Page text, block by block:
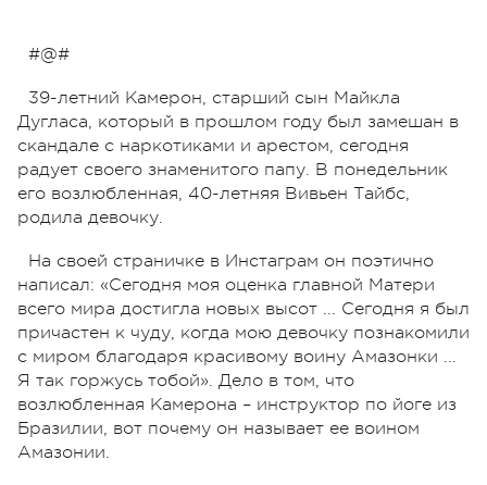
#@#
39-летний Камерон, старший сын Майкла
Дугласа, который в прошлом году был замешан в
скандале с наркотиками и арестом, сегодня
радует своего знаменитого папу. В понедельник
его возлюбленная, 40-летняя Вивьен Тайбс,
родила девочку.
На своей страничке в Инстаграм он поэтично
написал: «Сегодня моя оценка главной Матери
всего мира достигла новых высот ... Сегодня я был
причастен к чуду, когда мою девочку познакомили
с миром благодаря красивому воину Амазонки ...
Я так горжусь тобой». Дело в том, что
возлюбленная Камерона – инструктор по йоге из
Бразилии, вот почему он называет ее воином
Амазонии.